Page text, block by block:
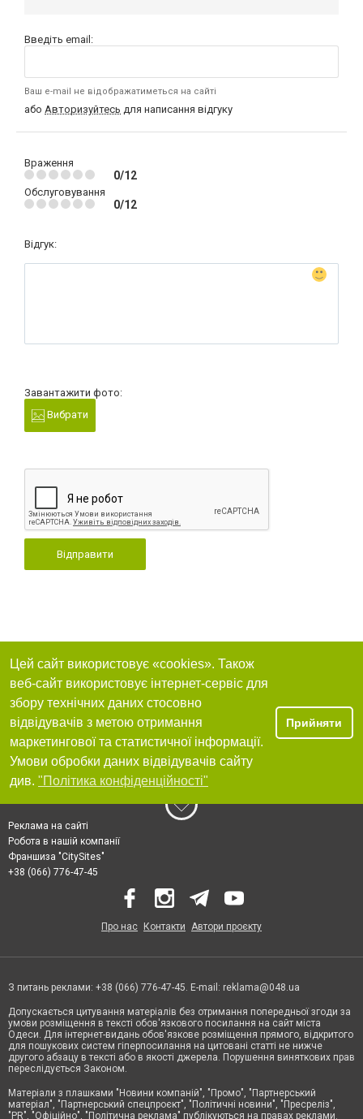
Введіть email:
Ваш e-mail не відображатиметься на сайті
або Авторизуйтесь для написання відгуку
Враження
0/12
Обслуговування
0/12
Відгук:
Завантажити фото:
Вибрати
Відправити
Цей сайт використовує «cookies». Також
веб-сайт використовує інтернет-сервіс для
збору технічних даних стосовно
відвідувачів з метою отримання
маркетингової та статистичної інформації.
Умови обробки даних відвідувачів сайту
див. "Політика конфіденційності"
Прийняти
Реклама на сайті
Робота в нашій компанії
Франшиза "CitySites"
+38 (066) 776-47-45
Про нас Контакти Автори проєкту
З питань реклами: +38 (066) 776-47-45. E-mail: reklama@048.ua
Допускається цитування матеріалів без отримання попередньої згоди за
умови розміщення в тексті обов'язкового посилання на сайт міста
Одеси. Для інтернет-видань обов'язкове розміщення прямого, відкритого
для пошукових систем гіперпосилання на цитовані статті не нижче
другого абзацу в тексті або в якості джерела. Порушення виняткових прав
переслідується Законом.
Матеріали з плашками "Новини компаній", "Промо", "Партнерський
матеріал", "Партнерський спецпроєкт", "Політичні новини", "Пресреліз",
"PR", "Офіційно", "Політична реклама" публікуються на правах реклами.